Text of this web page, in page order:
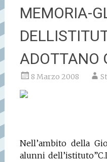
MEMORIA-
ADOTTANO
8 Marzo 2008
Nell’ambito della
alunni